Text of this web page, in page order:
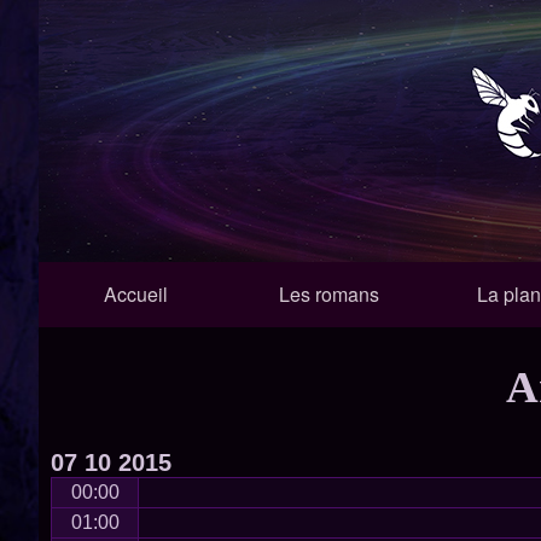
Accueil Les romans La
07 10 2015
00:00
01:00